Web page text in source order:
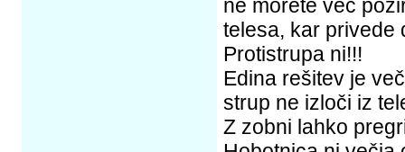
ne morete več
telesa, kar privede
Protistrupa ni!!!
Edina rešitev je
strup ne izloči iz
Z zobni lahko